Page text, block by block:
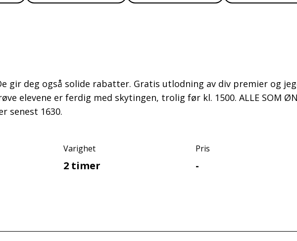
gir deg også solide rabatter. Gratis utlodning av div premier og
elevene er ferdig med skytingen, trolig før kl. 1500. ALLE SOM
senest 1630.
Varighet
2 timer
Pris
-